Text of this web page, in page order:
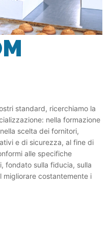
standard, ricerchiamo la
nella formazione
scelta dei fornitori,
e di sicurezza, al fine di
alle specifiche
fondato sulla fiducia, sulla
migliorare costantemente i